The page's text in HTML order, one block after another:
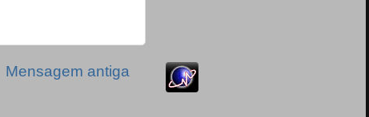
Mensagem antiga